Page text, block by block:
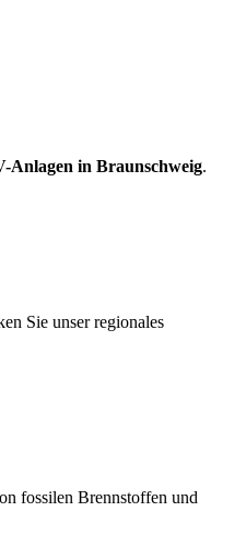
Anlagen in Braunschweig.
Sie unser regionales
fossilen Brennstoffen und